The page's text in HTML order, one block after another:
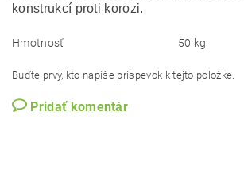
konstrukcí proti korozi.
Hmotnosť 50 kg
Buďte prvý, kto napíše príspevok k tejto položke.
Pridať komentár